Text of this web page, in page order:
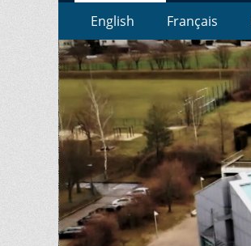
Menü
Zweites
Menü
Inhalt:
English Français